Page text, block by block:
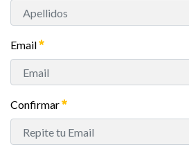
Email
Confirmar